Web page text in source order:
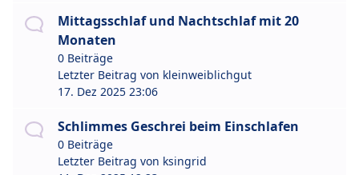
Mittagsschlaf und Nachtschlaf mit 20
Monaten
0 Beiträge
Letzter Beitrag von kleinweiblichgut
17. Dez 2025 23:06
Schlimmes Geschrei beim Einschlafen
0 Beiträge
Letzter Beitrag von ksingrid